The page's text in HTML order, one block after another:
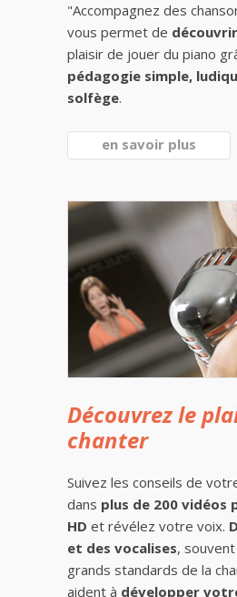
"Accompagnez des
vous permet de
plaisir de jouer du piano
pédagogie simple,
solfège.
en savoir plus
Découvrez le
chanter
Suivez les conseils de
dans plus de 200 vidéos
HD et révélez votre voix.
et des vocalises,
grands standards de la
aident à développer